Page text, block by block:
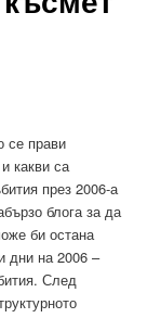
се прави
какви са
през 2006-а
блога за да
би остана
дни на 2006 –
След